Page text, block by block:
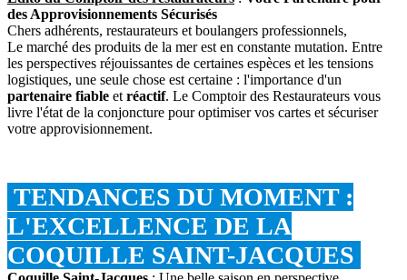
des Approvisionnements Sécurisés
Chers adhérents, restaurateurs et boulangers professionnels,
Le marché des produits de la mer est en constante mutation. Entre
les perspectives réjouissantes de certaines espèces et les tensions
logistiques, une seule chose est certaine : l'importance d'un
partenaire fiable et réactif. Le Comptoir des Restaurateurs vous
livre l'état de la conjoncture pour optimiser vos cartes et sécuriser
votre approvisionnement.
TENDANCES DU MOMENT :
L'EXCELLENCE DE LA
COQUILLE SAINT-JACQUES